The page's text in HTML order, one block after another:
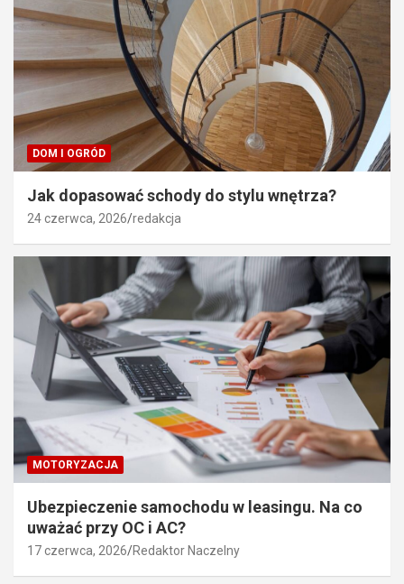
DOM I OGRÓD
Jak dopasować schody do stylu wnętrza?
24 czerwca, 2026 redakcja
MOTORYZACJA
Ubezpieczenie samochodu w leasingu. Na co
uważać przy OC i AC?
17 czerwca, 2026 Redaktor Naczelny